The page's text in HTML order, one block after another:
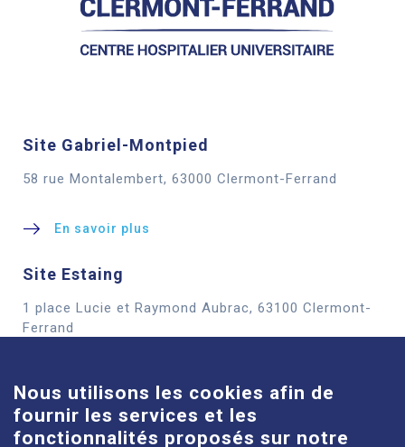
Site Gabriel-Montpied
58 rue Montalembert, 63000 Clermont-Ferrand
En savoir plus
Site Estaing
1 place Lucie et Raymond Aubrac, 63100 Clermont-
Ferrand
Site Louise-Michel
Nous utilisons les cookies afin de
fournir les services et les
fonctionnalités proposés sur notre